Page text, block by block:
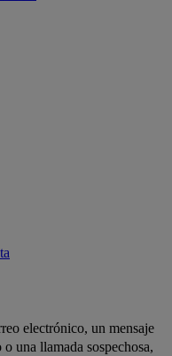
electrónico, un mensaje
una llamada sospechosa,